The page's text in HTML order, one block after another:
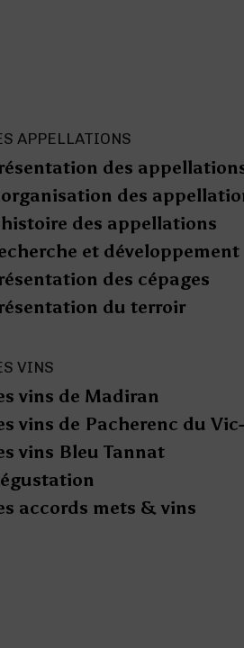
APPELLATIONS
des
des
des appellations
et développement
des cépages
du terroir
VINS
vins de Madiran
vins de Pacherenc du
vins Bleu Tannat
accords mets & vins